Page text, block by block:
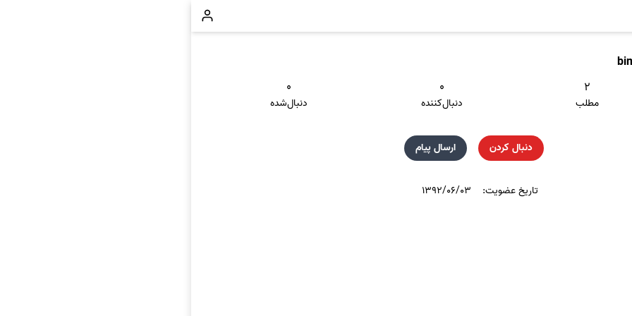
۲
مطلب
۰
دنبال‌کننده
۰
دنبال‌شده
دنبال کردن ارسال پیام
تاریخ عضویت: ۱۳۹۲/۰۶/۰۳